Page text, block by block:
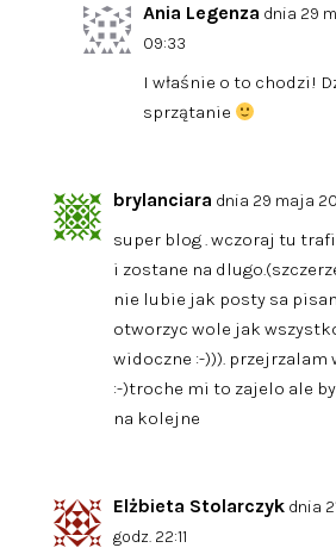
Ania Legenza dnia 29
09:33
I właśnie o to chodzi!
sprzątanie
brylanciara dnia 29 maja
super blog . wczoraj tu
i zostane na
nie lubie jak posty sa
otworzyc wole jak
widoczne :-))).
:-)troche mi to zajelo ale
na kolejne
Elżbieta Stolarczyk dnia
godz. 22:11